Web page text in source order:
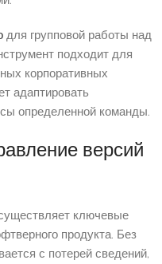
для групповой работы над
подходит для
корпоративных
адаптировать
определенной команды.
версий
ключевые
продукта. Без
с потерей сведений,